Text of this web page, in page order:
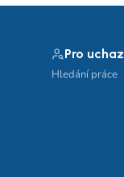
Pro
Hledání práce